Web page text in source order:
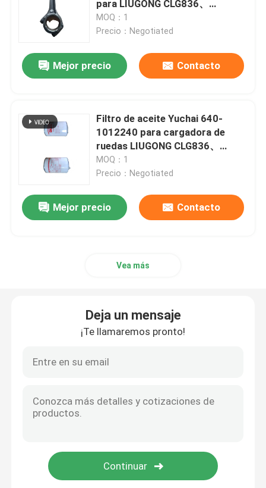
piezas de sdlg
Partes de Shantui
para LIUGONG CLG836、
CLG855、CLG856 Yuchai Motor
Diesel 6105QA、6105QC、
YC6B130
MOQ：1
Precio：Negotiated
Mejor precio Contacto
Filtro de aceite Yuchai 640-
1012240 para cargadora de
ruedas LIUGONG CLG836、
CLG855、CLG856 Motor diesel
Yuchai YC6105QC / YC6105G
/ YC6B130
MOQ：1
Precio：Negotiated
Mejor precio Contacto
Vea más
Deja un mensaje
¡Te llamaremos pronto!